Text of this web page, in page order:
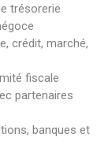
trésorerie
crédit, marché,
fiscale
partenaires
banques et